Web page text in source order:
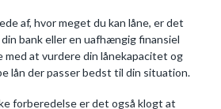
af, hvor meget du kan låne, er det
bank eller en uafhængig finansiel
med at vurdere din lånekapacitet og
lån der passer bedst til din situation.
forberedelse er det også klogt at